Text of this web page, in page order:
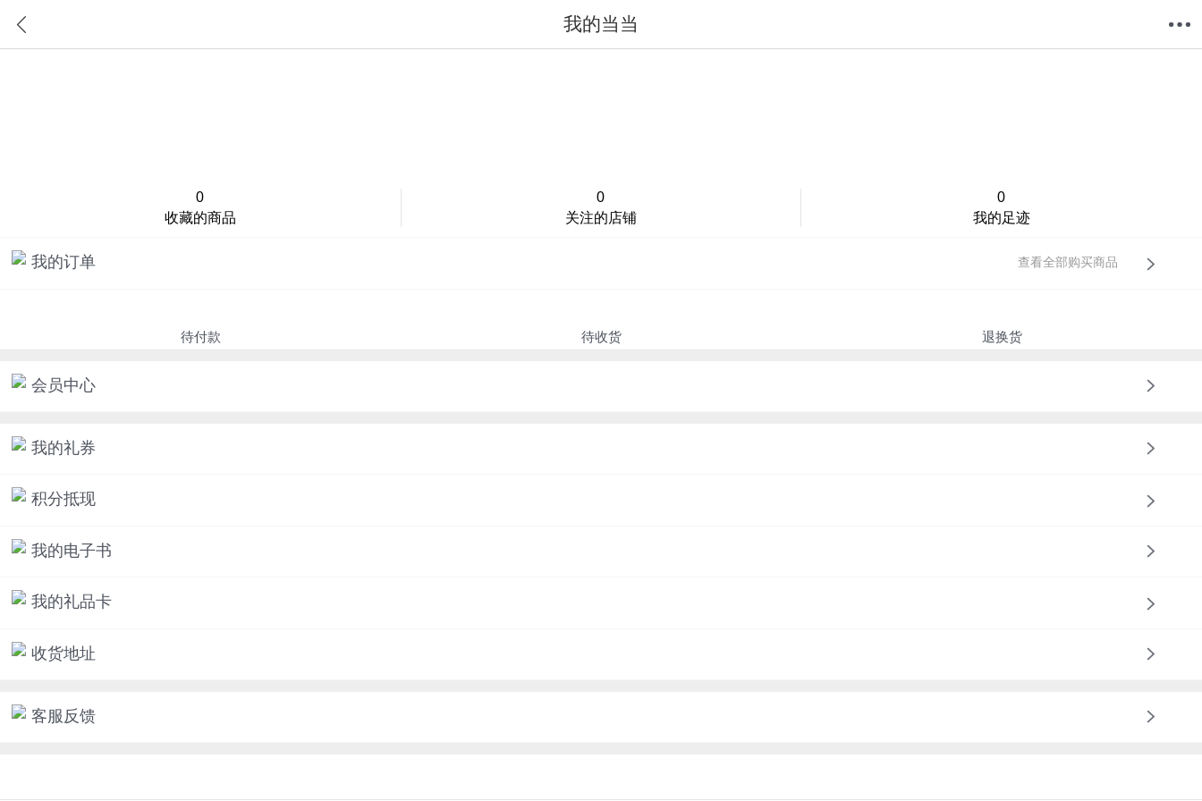
我的当当
0
收藏的商品
0
关注的店铺
0
我的足迹
我的订单 查看全部购买商品
待付款 待收货 退换货
会员中心
我的礼券
积分抵现
我的电子书
我的礼品卡
收货地址
客服反馈